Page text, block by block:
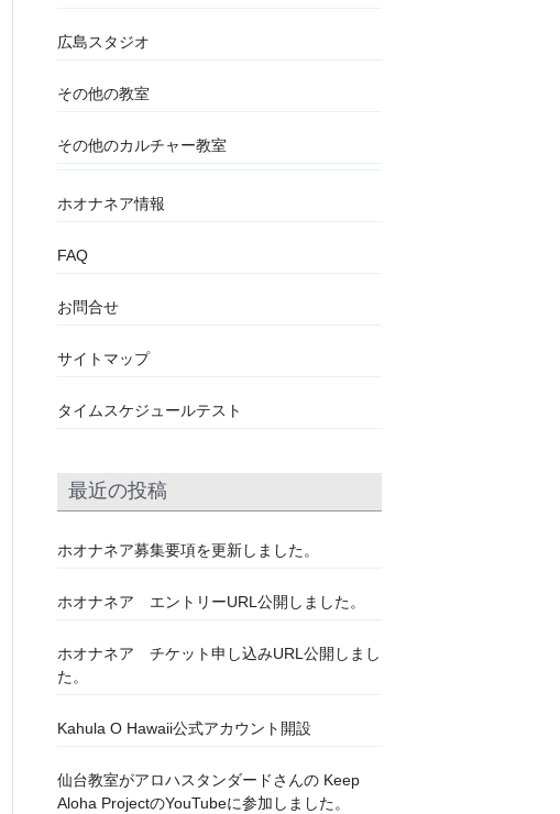
広島スタジオ
その他の教室
その他のカルチャー教室
ホオナネア情報
FAQ
お問合せ
サイトマップ
タイムスケジュールテスト
最近の投稿
ホオナネア募集要項を更新しました。
ホオナネア エントリーURL公開しました。
ホオナネア チケット申し込みURL公開しまし
た。
Kahula O Hawaii公式アカウント開設
仙台教室がアロハスタンダードさんの Keep
Aloha ProjectのYouTubeに参加しました。